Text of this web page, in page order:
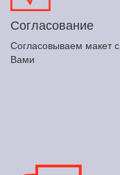
Согласование
Согласовываем макет с
Вами